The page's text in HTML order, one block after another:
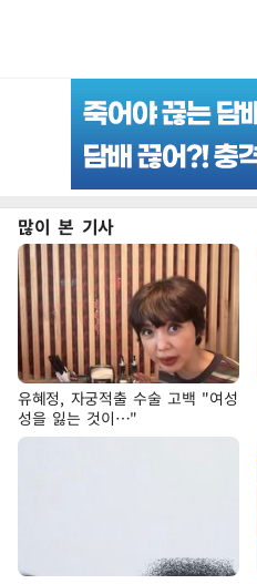
많이 본 기사
유혜정, 자궁적출 수술 고백 "여성
성을 잃는 것이…"